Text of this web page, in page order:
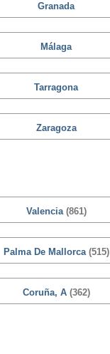
Granada
Málaga
Tarragona
Zaragoza
Valencia (861)
Palma De Mallorca (515)
Coruña, A (362)